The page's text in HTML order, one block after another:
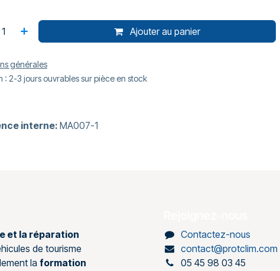
Ajouter au panier
générales
: 2-3 jours ouvrables sur pièce en stock
interne: MA007-1
et la réparation
de tourisme
la formation
Contactez-nous
contact@protclim.com
05 45 98 03 45